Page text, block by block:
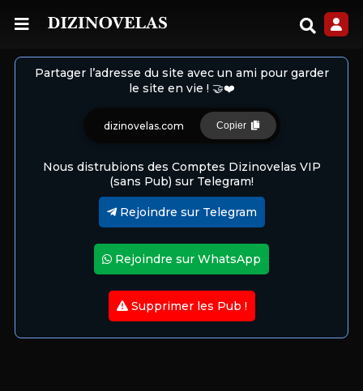
Partager l’adresse du site avec un ami pour garder
le site en vie ! 🤝❤️
dizinovelas.com Copier
Nous distrubions des Comptes Dizinovelas VIP
(sans Pub) sur Telegram!
Rejoindre sur Telegram
Rejoindre sur WhatsApp
Supprimer les Pub !